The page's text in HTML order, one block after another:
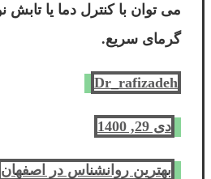
می توان با کنترل دما یا تابش
گرمای سریع.
Dr_rafizadeh
دی 29, 1400
بهترین روانشناس در اصفهان